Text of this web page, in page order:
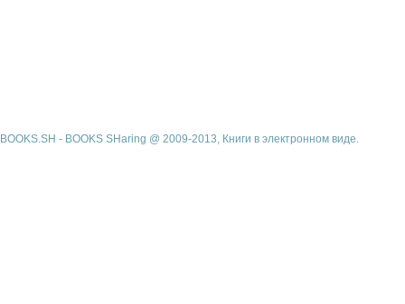
BOOKS.SH - BOOKS SHaring @ 2009-2013, Книги в электронном виде.